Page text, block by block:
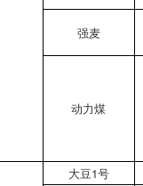
强麦
动力煤
大豆1号